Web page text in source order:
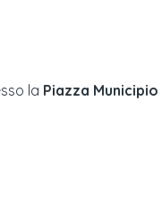
la Piazza Municipio